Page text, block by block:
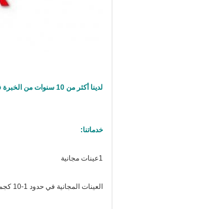
لدينا أكثر من 10 سنوات من الخبرة في تصنيع مسامير الفرامل، والتي يمكن أن تجلب الفائدة المتبادلة والأرباح لك ولنا.
خدماتنا:
1عينات مجانية
العينات المجانية في حدود 1-10 كجم، ولكن رسوم التوصيل يجب أن تدفع من جانبك.